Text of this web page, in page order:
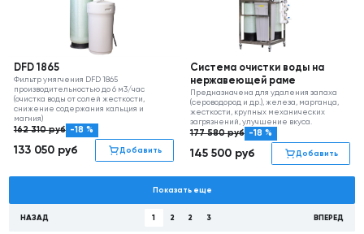
DFD 1865
Фильтр умягчения DFD 1865
производительностью до 6 м3/час
(очистка воды от солей жесткости,
снижение содержания кальция и
магния)
162 310руб -18 %
133 050 руб Добавить
Система очистки воды на
нержавеющей раме
Предназначена для удаления запаха
(сероводород и др.), железа, марганца,
жесткости, крупных механических
загрязнений, улучшение вкуса.
177 580руб -18 %
145 500 руб Добавить
Показать еще
НАЗАД 1 2 2 3 ВПЕРЕД